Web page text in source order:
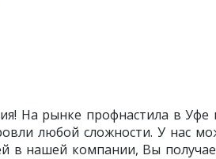
На рынке профнастила в
любой сложности. У нас
в нашей компании, Вы